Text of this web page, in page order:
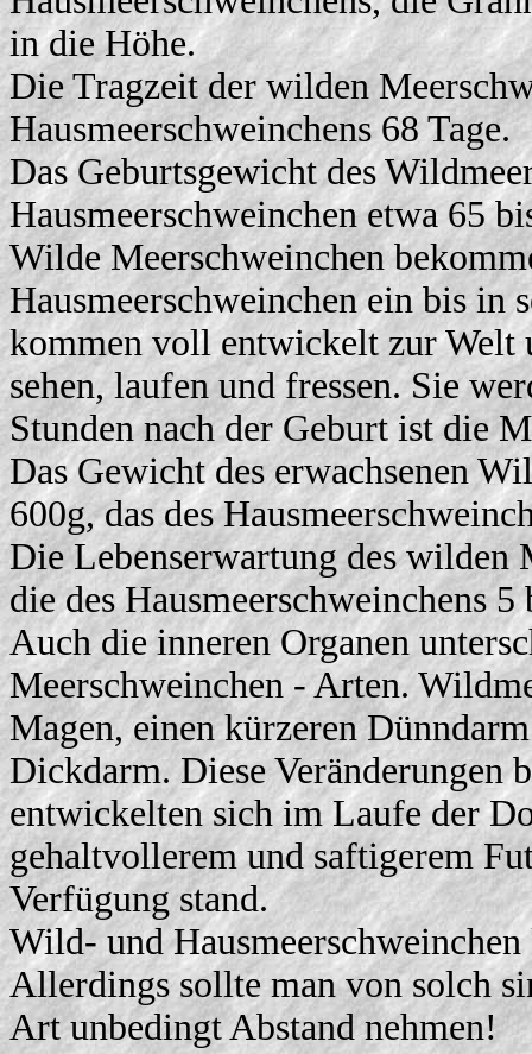
in die Höhe.
Die Tragzeit der wilden
Hausmeerschweinchens 68 Tage.
Das Geburtsgewicht des
Hausmeerschweinchen etwa 65
Wilde Meerschweinchen
Hausmeerschweinchen ein bis in
kommen voll entwickelt zur Welt
sehen, laufen und fressen. Sie
Stunden nach der Geburt ist die
Das Gewicht des erwachsenen
600g, das des
Die Lebenserwartung des wilden
die des Hausmeerschweinchens 5
Auch die inneren Organen
Meerschweinchen - Arten.
Magen, einen kürzeren
Dickdarm. Diese Veränderungen
entwickelten sich im Laufe der
gehaltvollerem und saftigerem
Verfügung stand.
Wild- und
Allerdings sollte man von solch
Art unbedingt Abstand nehmen!